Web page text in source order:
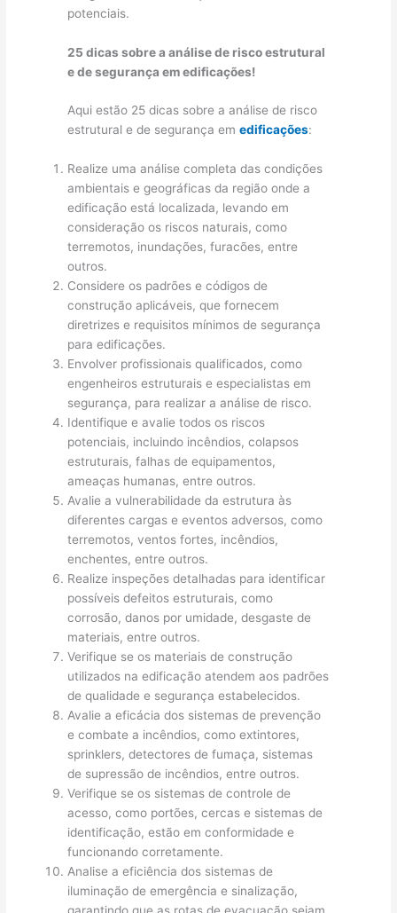
potenciais.
25 dicas sobre a análise de risco estrutural
e de segurança em edificações!
Aqui estão 25 dicas sobre a análise de risco
estrutural e de segurança em edificações:
Realize uma análise completa das condições
ambientais e geográficas da região onde a
edificação está localizada, levando em
consideração os riscos naturais, como
terremotos, inundações, furacões, entre
outros.
Considere os padrões e códigos de
construção aplicáveis, que fornecem
diretrizes e requisitos mínimos de segurança
para edificações.
Envolver profissionais qualificados, como
engenheiros estruturais e especialistas em
segurança, para realizar a análise de risco.
Identifique e avalie todos os riscos
potenciais, incluindo incêndios, colapsos
estruturais, falhas de equipamentos,
ameaças humanas, entre outros.
Avalie a vulnerabilidade da estrutura às
diferentes cargas e eventos adversos, como
terremotos, ventos fortes, incêndios,
enchentes, entre outros.
Realize inspeções detalhadas para identificar
possíveis defeitos estruturais, como
corrosão, danos por umidade, desgaste de
materiais, entre outros.
Verifique se os materiais de construção
utilizados na edificação atendem aos padrões
de qualidade e segurança estabelecidos.
Avalie a eficácia dos sistemas de prevenção
e combate a incêndios, como extintores,
sprinklers, detectores de fumaça, sistemas
de supressão de incêndios, entre outros.
Verifique se os sistemas de controle de
acesso, como portões, cercas e sistemas de
identificação, estão em conformidade e
funcionando corretamente.
Analise a eficiência dos sistemas de
iluminação de emergência e sinalização,